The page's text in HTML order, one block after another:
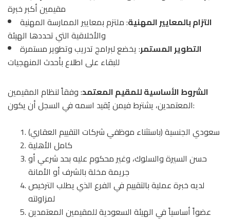
مقيمين أكبر خبرة
التزام بالمعايير المهنية: ملتزم بمعايير الممارسة المهنية
والأخلاقية التي تحددها الهيئة
التطوير المستمر: يخضع لبرامج تدريب وتطوير مستمرة
للبقاء على اطلاع بأحدث المنهجيات
الشروط الأساسية للمقيم المعتمد: وفقاً لنظام المقيمين
المعتمدين، يشترط فيمن يُقيد اسمه في السجل أن يكون:
سعودي الجنسية (باستثناء موظفي شركات التقييم العقاري)
كامل الأهلية
حسن السيرة والسلوك، وغير محكوم عليه بحد شرعي أو
جريمة مخلة بالشرف أو الأمانة
لديه خبرة عملية بالتقييم في الفرع الذي يطلب الترخيص
لمزاولته
عضواً أساسياً في الهيئة السعودية للمقيمين المعتمدين